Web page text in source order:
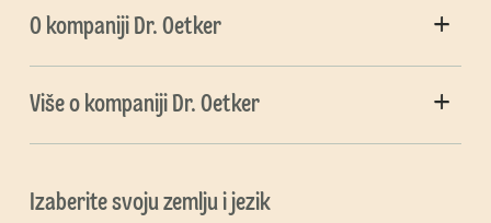
O kompaniji Dr. Oetker
Više o kompaniji Dr. Oetker
Izaberite svoju zemlju i jezik